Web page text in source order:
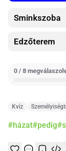
Sminkszoba
Edzőterem
0 / 8
Kvíz
#házat#pedig